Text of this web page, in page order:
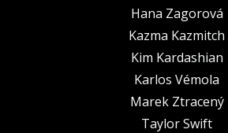
Hana Zagorová
Kazma Kazmitch
Kim Kardashian
Karlos Vémola
Marek Ztracený
Taylor Swift